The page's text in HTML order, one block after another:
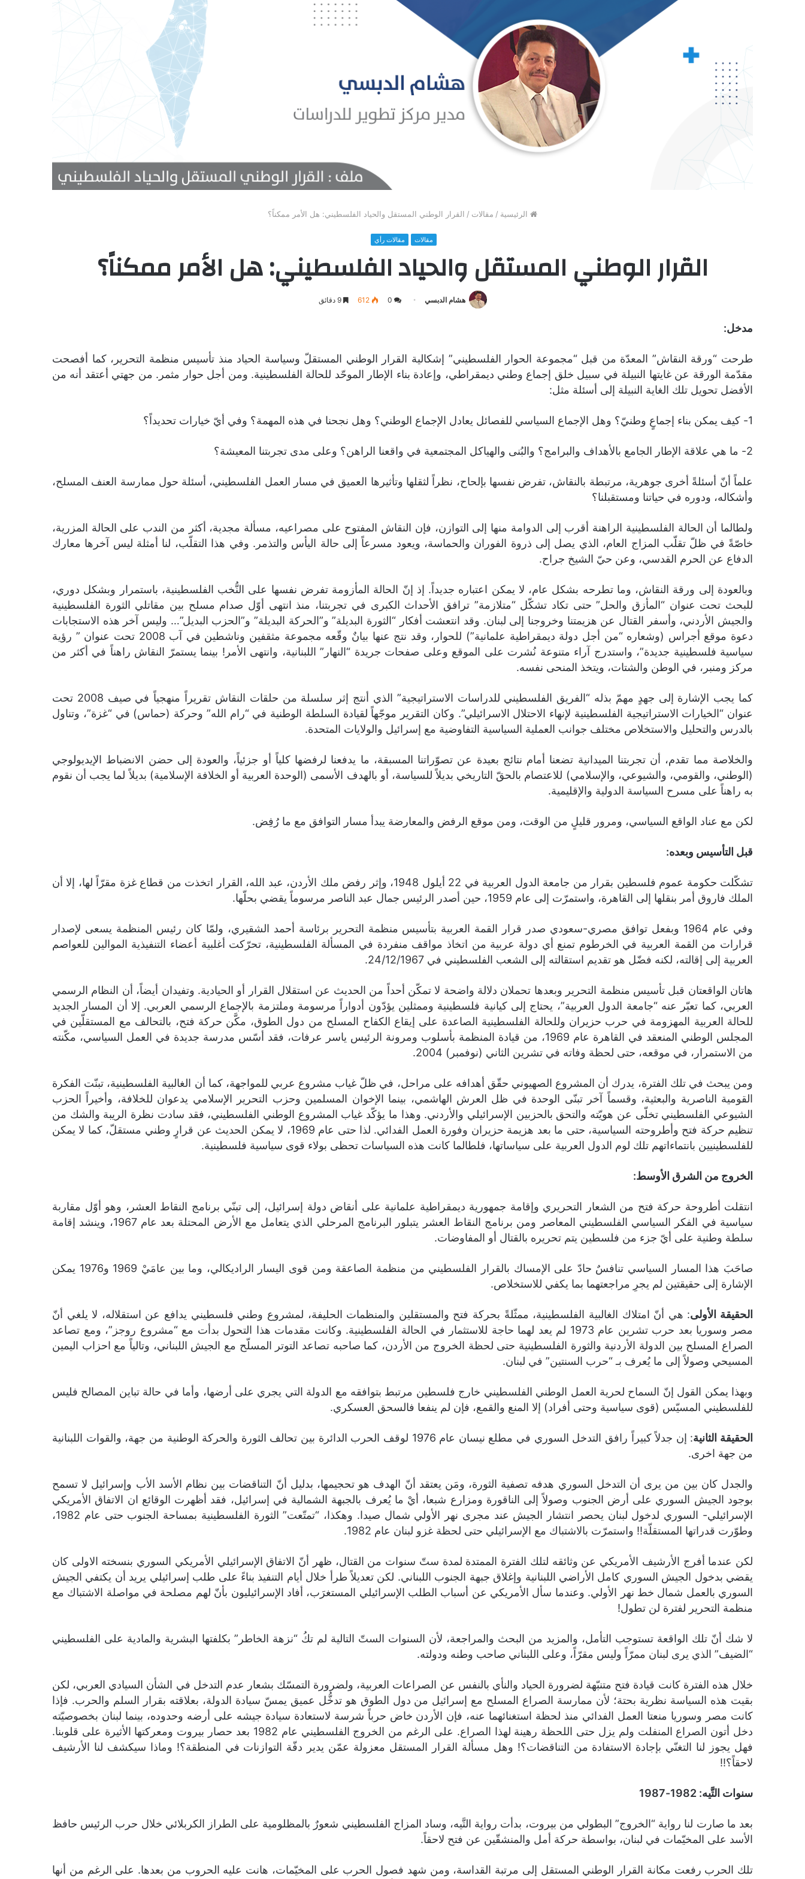
الرئيسية / مقالات / القرار الوطني المستقل والحياد الفلسطيني: هل الأمر ممكناً؟
مقالات مقالات رأي
القرار الوطني المستقل والحياد الفلسطيني: هل الأمر ممكناً؟
هشام الدبسي 0
612 9 دقائق
مدخل:
طرحت “ورقة النقاش” المعدّة من قبل “مجموعة الحوار الفلسطيني” إشكالية القرار الوطني المستقلّ وسياسة الحياد منذ تأسيس منظمة التحرير، كما أفصحت
مقدّمة الورقة عن غايتها النبيلة في سبيل خلق إجماع وطني ديمقراطي، وإعادة بناء الإطار الموحّد للحالة الفلسطينية. ومن أجل حوار مثمر. من جهتي أعتقد أنه من
الأفضل تحويل تلك الغاية النبيلة إلى أسئلة مثل:
1- كيف يمكن بناء إجماعٍ وطنيّ؟ وهل الإجماع السياسي للفصائل يعادل الإجماع الوطني؟ وهل نجحنا في هذه المهمة؟ وفي أيّ خيارات تحديداً؟
2- ما هي علاقة الإطار الجامع بالأهداف والبرامج؟ والبُنى والهياكل المجتمعية في واقعنا الراهن؟ وعلى مدى تجربتنا المعيشة؟
علماً أنّ أسئلةً أخرى جوهرية، مرتبطة بالنقاش، تفرض نفسها بإلحاح، نظراً لثقلها وتأثيرها العميق في مسار العمل الفلسطيني، أسئلة حول ممارسة العنف المسلح،
وأشكاله، ودوره في حياتنا ومستقبلنا؟
ولطالما أن الحالة الفلسطينية الراهنة أقرب إلى الدوامة منها إلى التوازن، فإن النقاش المفتوح على مصراعيه، مسألة مجدية، أكثر من الندب على الحالة المزرية،
خاصّةً في ظلّ تقلّب المزاج العام، الذي يصل إلى ذروة الفوران والحماسة، ويعود مسرعاً إلى حالة اليأس والتذمر. وفي هذا التقلّب، لنا أمثلة ليس آخرها معارك
الدفاع عن الحرم القدسي، وعن حيّ الشيخ جراح.
وبالعودة إلى ورقة النقاش، وما تطرحه بشكل عام، لا يمكن اعتباره جديداً. إذ إنّ الحالة المأزومة تفرض نفسها على النُّخب الفلسطينية، باستمرار وبشكل دوري،
للبحث تحت عنوان “المأزق والحل” حتى تكاد تشكّل “متلازمة” ترافق الأحداث الكبرى في تجربتنا، منذ انتهى أوّل صدام مسلح بين مقاتلي الثورة الفلسطينية
والجيش الأردني، وأسفر القتال عن هزيمتنا وخروجنا إلى لبنان. وقد انتعشت أفكار “الثورة البديلة” و”الحركة البديلة” و”الحزب البديل”… وليس آخر هذه الاستجابات
دعوة موقع أجراس (وشعاره “من أجل دولة ديمقراطية علمانية”) للحوار، وقد نتج عنها بيانٌ وقّعه مجموعة مثقفين وناشطين في آب 2008 تحت عنوان ” رؤية
سياسية فلسطينية جديدة”، واستدرج آراء متنوعة نُشرت على الموقع وعلى صفحات جريدة “النهار” اللبنانية، وانتهى الأمر! بينما يستمرّ النقاش راهناً في أكثر من
مركز ومنبر، في الوطن والشتات، ويتخذ المنحى نفسه.
كما يجب الإشارة إلى جهدٍ مهمّ بذله “الفريق الفلسطيني للدراسات الاستراتيجية” الذي أنتج إثر سلسلة من حلقات النقاش تقريراً منهجياً في صيف 2008 تحت
عنوان “الخيارات الاستراتيجية الفلسطينية لإنهاء الاحتلال الاسرائيلي”. وكان التقرير موجّهاً لقيادة السلطة الوطنية في “رام الله” وحركة (حماس) في “غزة”، وتناول
بالدرس والتحليل والاستخلاص مختلف جوانب العملية السياسية التفاوضية مع إسرائيل والولايات المتحدة.
والخلاصة مما تقدم، أن تجربتنا الميدانية تضعنا أمام نتائج بعيدة عن تصوّراتنا المسبقة، ما يدفعنا لرفضها كلياً أو جزئياً، والعودة إلى حضن الانضباط الإيديولوجي
(الوطني، والقومي، والشيوعي، والإسلامي) للاعتصام بالحقّ التاريخي بديلاً للسياسة، أو بالهدف الأسمى (الوحدة العربية أو الخلافة الإسلامية) بديلاً لما يجب أن نقوم
به راهناً على مسرح السياسة الدولية والإقليمية.
لكن مع عناد الواقع السياسي، ومرور قليلٍ من الوقت، ومن موقع الرفض والمعارضة يبدأ مسار التوافق مع ما رُفِض.
قبل التأسيس وبعده:
تشكّلت حكومة عموم فلسطين بقرار من جامعة الدول العربية في 22 أيلول 1948، وإثر رفض ملك الأردن، عبد الله، القرار اتخذت من قطاع غزة مقرّاً لها، إلا أن
الملك فاروق أمر بنقلها إلى القاهرة، واستمرّت إلى عام 1959، حين أصدر الرئيس جمال عبد الناصر مرسوماً يقضي بحلّها.
وفي عام 1964 وبفعل توافق مصري-سعودي صدر قرار القمة العربية بتأسيس منظمة التحرير برئاسة أحمد الشقيري، ولمّا كان رئيس المنظمة يسعى لإصدار
قرارات من القمة العربية في الخرطوم تمنع أي دولة عربية من اتخاذ مواقف منفردة في المسألة الفلسطينية، تحرّكت أغلبية أعضاء التنفيذية الموالين للعواصم
العربية إلى إقالته، لكنه فضّل هو تقديم استقالته إلى الشعب الفلسطيني في 24/12/1967.
هاتان الواقعتان قبل تأسيس منظمة التحرير وبعدها تحملان دلالة واضحة لا تمكّن أحداً من الحديث عن استقلال القرار أو الحيادية. وتفيدان أيضاً، أن النظام الرسمي
العربي، كما تعبّر عنه “جامعة الدول العربية”، يحتاج إلى كيانية فلسطينية وممثلين يؤدّون أدواراً مرسومة وملتزمة بالإجماع الرسمي العربي. إلا أن المسار الجديد
للحالة العربية المهزومة في حرب حزيران وللحالة الفلسطينية الصاعدة على إيقاع الكفاح المسلح من دول الطوق، مكَّن حركة فتح، بالتحالف مع المستقلّين في
المجلس الوطني المنعقد في القاهرة عام 1969، من قيادة المنظمة بأسلوب ومرونة الرئيس ياسر عرفات، فقد أسّس مدرسة جديدة في العمل السياسي، مكّنته
من الاستمرار، في موقعه، حتى لحظة وفاته في تشرين الثاني (نوفمبر) 2004.
ومن يبحث في تلك الفترة، يدرك أن المشروع الصهيوني حقّق أهدافه على مراحل، في ظلّ غياب مشروع عربي للمواجهة، كما أن الغالبية الفلسطينية، تبنّت الفكرة
القومية الناصرية والبعثية، وقسماً آخر تبنّى الوحدة في ظل العرش الهاشمي، بينما الإخوان المسلمين وحزب التحرير الإسلامي يدعوان للخلافة، وأخيراً الحزب
الشيوعي الفلسطيني تخلّى عن هويّته والتحق بالحزبين الإسرائيلي والأردني. وهذا ما يؤكّد غياب المشروع الوطني الفلسطيني، فقد سادت نظرة الريبة والشك من
تنظيم حركة فتح وأطروحته السياسية، حتى ما بعد هزيمة حزيران وفورة العمل الفدائي. لذا حتى عام 1969، لا يمكن الحديث عن قرارٍ وطني مستقلّ، كما لا يمكن
للفلسطينيين بانتماءاتهم تلك لوم الدول العربية على سياساتها، فلطالما كانت هذه السياسات تحظى بولاء قوى سياسية فلسطينية.
الخروج من الشرق الأوسط:
انتقلت أطروحة حركة فتح من الشعار التحريري وإقامة جمهورية ديمقراطية علمانية على أنقاض دولة إسرائيل، إلى تبنّي برنامج النقاط العشر، وهو أوّل مقاربة
سياسية في الفكر السياسي الفلسطيني المعاصر ومن برنامج النقاط العشر يتبلور البرنامج المرحلي الذي يتعامل مع الأرض المحتلة بعد عام 1967، وينشد إقامة
سلطة وطنية على أيّ جزء من فلسطين يتم تحريره بالقتال أو المفاوضات.
صاحَبَ هذا المسار السياسي تنافسٌ حادّ على الإمساك بالقرار الفلسطيني من منظمة الصاعقة ومن قوى اليسار الراديكالي، وما بين عامَيْ 1969 و1976 يمكن
الإشارة إلى حقيقتين لم يجرِ مراجعتهما بما يكفي للاستخلاص.
الحقيقة الأولى: هي أنّ امتلاك الغالبية الفلسطينية، ممثّلةً بحركة فتح والمستقلين والمنظمات الحليفة، لمشروع وطني فلسطيني يدافع عن استقلاله، لا يلغي أنّ
مصر وسوريا بعد حرب تشرين عام 1973 لم يعد لهما حاجة للاستثمار في الحالة الفلسطينية. وكانت مقدمات هذا التحول بدأت مع “مشروع روجز”، ومع تصاعد
الصراع المسلح بين الدولة الأردنية والثورة الفلسطينية حتى لحظة الخروج من الأردن، كما صاحبه تصاعد التوتر المسلّح مع الجيش اللبناني، وتالياً مع احزاب اليمين
المسيحي وصولاً إلى ما يُعرف بـ “حرب السنتين” في لبنان.
وبهذا يمكن القول إنّ السماح لحرية العمل الوطني الفلسطيني خارج فلسطين مرتبط بتوافقه مع الدولة التي يجري على أرضها، وأما في حالة تباين المصالح فليس
للفلسطيني المسيّس (قوى سياسية وحتى أفراد) إلا المنع والقمع، فإن لم ينفعا فالسحق العسكري.
الحقيقة الثانية
: إن جدلاً كبيراً رافق التدخل السوري في مطلع نيسان عام 1976 لوقف الحرب الدائرة بين تحالف الثورة والحركة الوطنية من جهة، والقوات اللبنانية
من جهة اخرى.
والجدل كان بين من يرى أن التدخل السوري هدفه تصفية الثورة، ومَن يعتقد أنّ الهدف هو تحجيمها، بدليل أنّ التناقضات بين نظام الأسد الأب وإسرائيل لا تسمح
بوجود الجيش السوري على أرض الجنوب وصولاً إلى الناقورة ومزارع شبعا، أيْ ما يُعرف بالجبهة الشمالية في إسرائيل، فقد أظهرت الوقائع ان الاتفاق الأمريكي
الإسرائيلي- السوري لدخول لبنان يحصر انتشار الجيش عند مجرى نهر الأولي شمال صيدا. وهكذا، “تمتّعت” الثورة الفلسطينية بمساحة الجنوب حتى عام 1982،
وطوّرت قدراتها المستقلّة!! واستمرّت بالاشتباك مع الإسرائيلي حتى لحظة غزو لبنان عام 1982.
لكن عندما أفرج الأرشيف الأمريكي عن وثائقه لتلك الفترة الممتدة لمدة ستّ سنوات من القتال، ظهر أنّ الاتفاق الإسرائيلي الأمريكي السوري بنسخته الاولى كان
يقضي بدخول الجيش السوري كامل الأراضي اللبنانية وإغلاق جبهة الجنوب اللبناني. لكن تعديلاً طرأ خلال أيام التنفيذ بناءً على طلب إسرائيلي يريد أن يكتفي الجيش
السوري بالعمل شمال خط نهر الأولي. وعندما سأل الأمريكي عن أسباب الطلب الإسرائيلي المستغرَب، أفاد الإسرائيليون بأنّ لهم مصلحة في مواصلة الاشتباك مع
منظمة التحرير لفترة لن تطول!
لا شك أنّ تلك الواقعة تستوجب التأمل، والمزيد من البحث والمراجعة، لأن السنوات الستّ التالية لم تكُ “نزهة الخاطر” بكلفتها البشرية والمادية على الفلسطيني
“الضيف” الذي يرى لبنان ممرّاً وليس مقرّاً، وعلى اللبناني صاحب وطنه ودولته.
خلال هذه الفترة كانت قيادة فتح متنبّهة لضرورة الحياد والنأي بالنفس عن الصراعات العربية، ولضرورة التمسّك بشعار عدم التدخل في الشأن السيادي العربي، لكن
بقيت هذه السياسة نظرية بحتة؛ لأن ممارسة الصراع المسلح مع إسرائيل من دول الطوق هو تدخُّل عميق يمسّ سيادة الدولة، بعلاقته بقرار السلم والحرب. فإذا
كانت مصر وسوريا منعتا العمل الفدائي منذ لحظة استغنائهما عنه، فإن الأردن خاض حرباً شرسة لاستعادة سيادة جيشه على أرضه وحدوده، بينما لبنان بخصوصيّته
دخل أتون الصراع المنفلت ولم يزل حتى اللحظة رهينة لهذا الصراع. على الرغم من الخروج الفلسطيني عام 1982 بعد حصار بيروت ومعركتها الأثيرة على قلوبنا.
فهل يجوز لنا التغنّي بإجادة الاستفادة من التناقضات؟! وهل مسألة القرار المستقل معزولة عمّن يدير دفّة التوازنات في المنطقة؟! وماذا سيكشف لنا الأرشيف
لاحقاً؟!!
سنوات التَّيه: 1982-1987
بعد ما صارت لنا رواية “الخروج” البطولي من بيروت، بدأت رواية التَّيه، وساد المزاج الفلسطيني شعورٌ بالمظلومية على الطراز الكربلائي خلال حرب الرئيس حافظ
الأسد على المخيّمات في لبنان، بواسطة حركة أمل والمنشقّين عن فتح لاحقاً.
تلك الحرب رفعت مكانة القرار الوطني المستقل إلى مرتبة القداسة، ومن شهد فصول الحرب على المخيّمات، هانت عليه الحروب من بعدها. على الرغم من أنها